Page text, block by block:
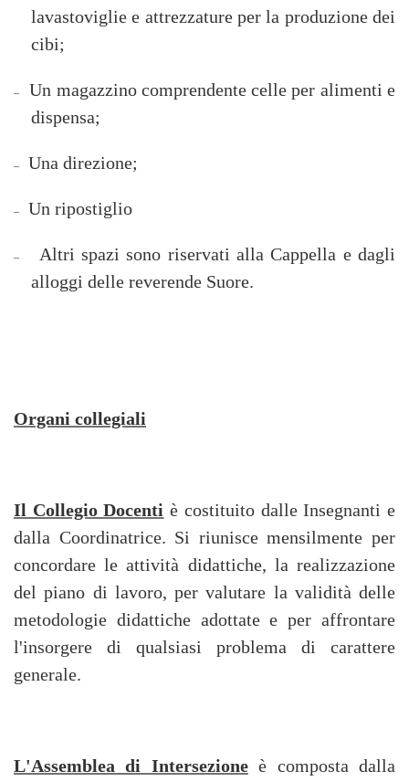
lavastoviglie e attrezzature per la produzione dei
cibi;
–
Un magazzino comprendente celle per alimenti e
dispensa;
– Una direzione;
– Un ripostiglio
–
Altri spazi sono riservati alla Cappella e dagli
alloggi delle reverende Suore.
Organi collegiali
Il Collegio Docenti è costituito dalle Insegnanti e
dalla Coordinatrice. Si riunisce mensilmente per
concordare le attività didattiche, la realizzazione
del piano di lavoro, per valutare la validità delle
metodologie didattiche adottate e per affrontare
l'insorgere di qualsiasi problema di carattere
generale.
L'Assemblea di Intersezioneè composta dalla